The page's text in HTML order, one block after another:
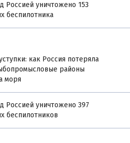
Россией уничтожено 153
беспилотника
как Россия потеряла
районы
моря
Россией уничтожено 397
беспилотников